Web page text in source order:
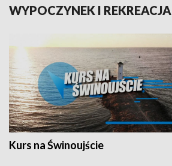
WYPOCZYNEK I REKREACJA
Kurs na Świnoujście